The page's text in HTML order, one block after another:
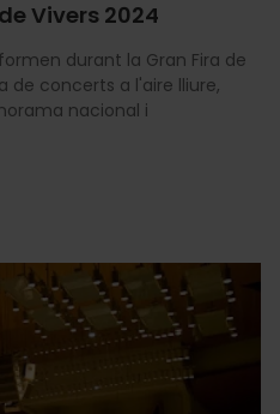
Vivers 2024
durant la Gran Fira de
de concerts a l'aire lliure,
nacional i